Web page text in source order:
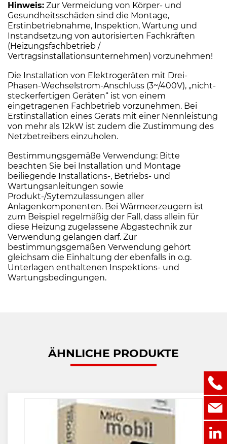
Hinweis: Zur Vermeidung von Körper- und
Gesundheitsschäden sind die Montage,
Erstinbetriebnahme, Inspektion, Wartung und
Instandsetzung von autorisierten Fachkräften
(Heizungsfachbetrieb /
Vertragsinstallationsunternehmen) vorzunehmen!
Die Installation von Elektrogeräten mit Drei-
Phasen-Wechselstrom-Anschluss (3~/400V), „nicht-
steckerfertigen Geräten“ ist von einem
eingetragenen Fachbetrieb vorzunehmen. Bei
Erstinstallation eines Geräts mit einer Nennleistung
von mehr als 12kW ist zudem die Zustimmung des
Netzbetreibers einzuholen.
Bestimmungsgemäße Verwendung: Bitte
beachten Sie bei Installation und Montage
beiliegende Installations-, Betriebs- und
Wartungsanleitungen sowie
Produkt-/Sytemzulassungen aller
Anlagenkomponenten. Bei Wärmeerzeugern ist
zum Beispiel regelmäßig der Fall, dass allein für
diese Heizung zugelassene Abgastechnik zur
Verwendung gelangen darf. Zur
bestimmungsgemäßen Verwendung gehört
gleichsam die Einhaltung der ebenfalls in o.g.
Unterlagen enthaltenen Inspektions- und
Wartungsbedingungen.
ÄHNLICHE PRODUKTE